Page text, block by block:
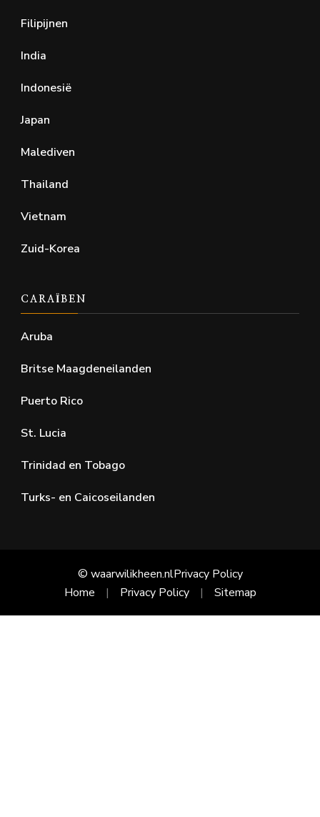
Filipijnen
India
Indonesië
Japan
Malediven
Thailand
Vietnam
Zuid-Korea
CARAÏBEN
Aruba
Britse Maagdeneilanden
Puerto Rico
St. Lucia
Trinidad en Tobago
Turks- en Caicoseilanden
© waarwilikheen.nlPrivacy Policy
Home
Privacy Policy Sitemap